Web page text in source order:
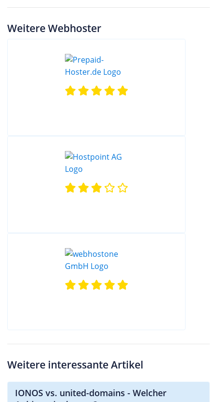
Weitere Webhoster
Weitere interessante Artikel
IONOS vs. united-domains - Welcher